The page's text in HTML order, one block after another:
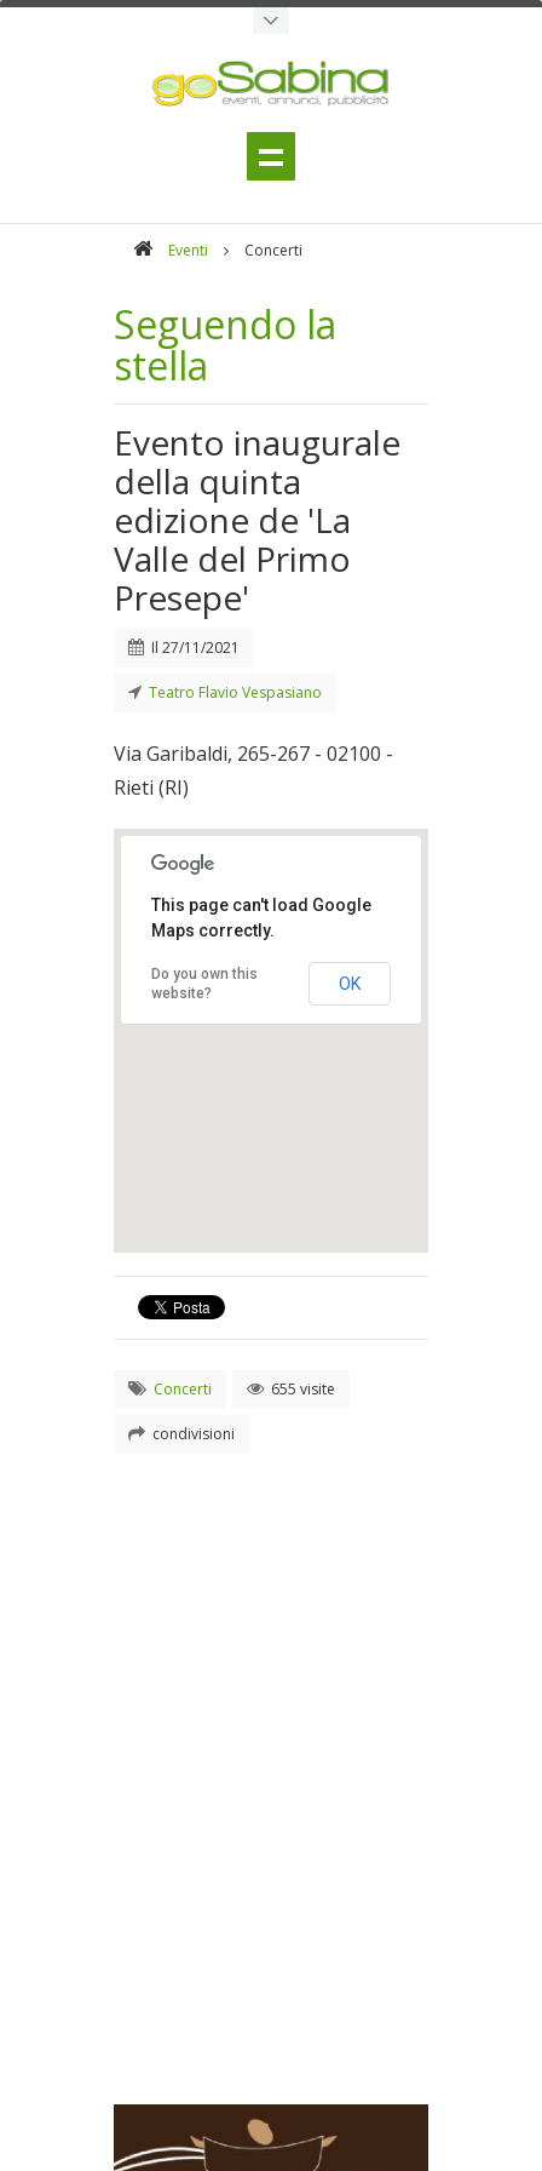
Eventi Concerti
Seguendo la
stella
Evento inaugurale
della quinta
edizione de 'La
Valle del Primo
Presepe'
Il 27/11/2021
Teatro Flavio Vespasiano
Via Garibaldi, 265-267 - 02100 -
Rieti (RI)
This page can't load Google
Maps correctly.
Do you own this
website?
OK
Concerti 655 visite
condivisioni